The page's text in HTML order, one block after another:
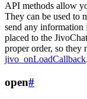
API methods allow
They can be used to
send any
placed to the
proper order, so they
jivo_onLoadCallback.
open#